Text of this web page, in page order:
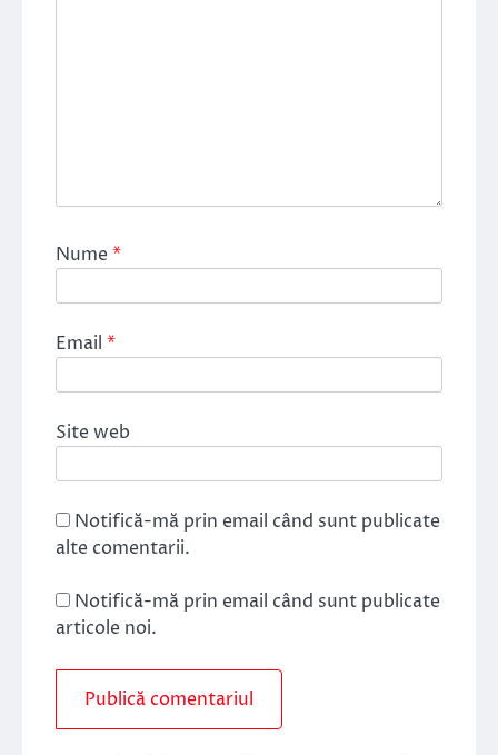
Nume*
Email *
Site web
Notifică-mă prin email când sunt publicate
alte comentarii.
Notifică-mă prin email când sunt publicate
articole noi.